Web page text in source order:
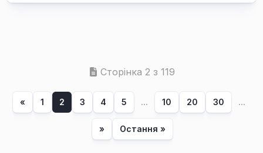
Сторінка 2 з 119
« 1 2 3 4 5 ... 10 20 30 ...
» Остання »